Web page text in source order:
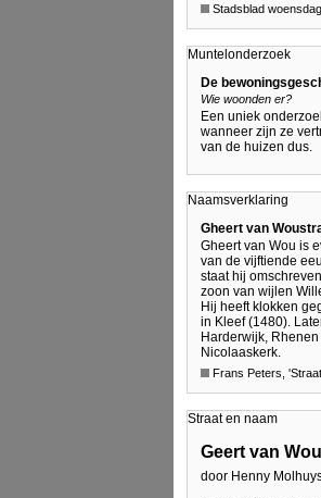
Stadsblad
Muntelonderzoek
De
Wie woonden er?
Een uniek
wanneer zijn ze
van de huizen dus.
Naamsverklaring
Gheert van
Gheert van Wou is
van de vijftiende
staat hij
zoon van wijlen
Hij heeft klokken
in Kleef (1480).
Harderwijk,
Nicolaaskerk.
Frans Peters,
Straat en naam
Geert van
door Henny